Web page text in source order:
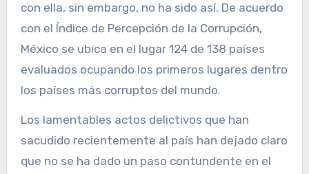
con ella, sin embargo, no ha sido así. De acuerdo
con el Índice de Percepción de la Corrupción,
México se ubica en el lugar 124 de 138 países
evaluados ocupando los primeros lugares dentro
los países más corruptos del mundo.
Los lamentables actos delictivos que han
sacudido recientemente al país han dejado claro
que no se ha dado un paso contundente en el